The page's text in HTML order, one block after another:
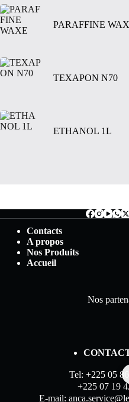
PARAFFINE
TEXAPON N70
ETHANOL 1L
Contacts
A propos
Nos Produits
Accueil
Nos
Tel: +225 05
+225 07 19
E-mail: